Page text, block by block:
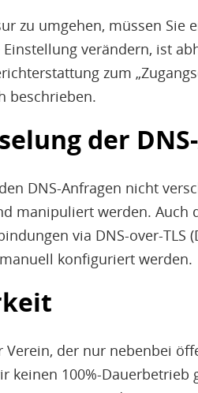
zu umgehen, müssen Sie
verändern, ist
zum
beschrieben.
der
DNS-Anfragen nicht
manipuliert werden. Auch
via DNS-over-
konfiguriert werden.
Verein, der nur nebenbei
keinen 100%-Dauerbetrieb